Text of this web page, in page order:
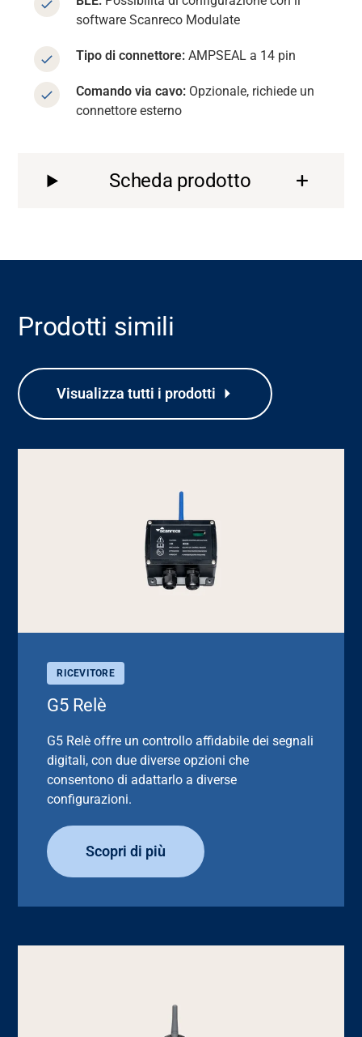
software Scanreco Modulate
Tipo di connettore: AMPSEAL a 14 pin
Comando via cavo: Opzionale, richiede un
connettore esterno
Scheda prodotto
Prodotti simili
Visualizza tutti i prodotti
RICEVITORE
G5 Relè
G5 Relè offre un controllo affidabile dei segnali
digitali, con due diverse opzioni che
consentono di adattarlo a diverse
configurazioni.
Scopri di più